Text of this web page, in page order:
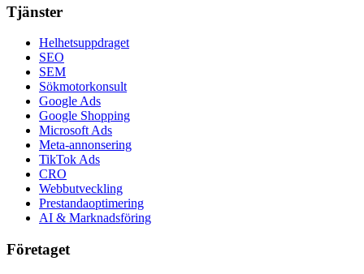
Tjänster
Helhetsuppdraget
SEO
SEM
Sökmotorkonsult
Google Ads
Google Shopping
Microsoft Ads
Meta-annonsering
TikTok Ads
CRO
Webbutveckling
Prestandaoptimering
AI & Marknadsföring
Företaget